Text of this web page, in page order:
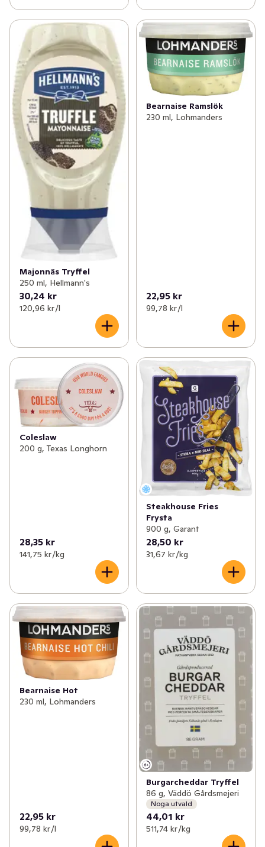
Majonnäs Tryffel
250 ml, Hellmann's
30,24 kr
120,96 kr /l
Bearnaise Ramslök
230 ml, Lohmanders
22,95 kr
99,78 kr /l
Coleslaw
200 g, Texas Longhorn
28,35 kr
141,75 kr /kg
Steakhouse Fries
Frysta
900 g, Garant
28,50 kr
31,67 kr /kg
Bearnaise Hot
230 ml, Lohmanders
22,95 kr
99,78 kr /l
Burgarcheddar Tryffel
86 g, Väddö Gårdsmejeri
Noga utvald
44,01 kr
511,74 kr /kg